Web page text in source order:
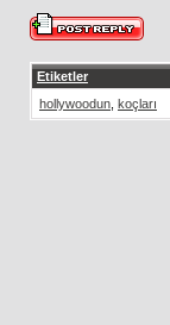
Etiketler
hollywoodun koçları